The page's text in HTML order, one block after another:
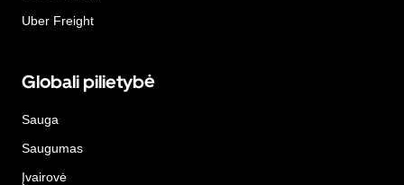
Uber Freight
Globali pilietybė
Sauga
Saugumas
Įvairovė